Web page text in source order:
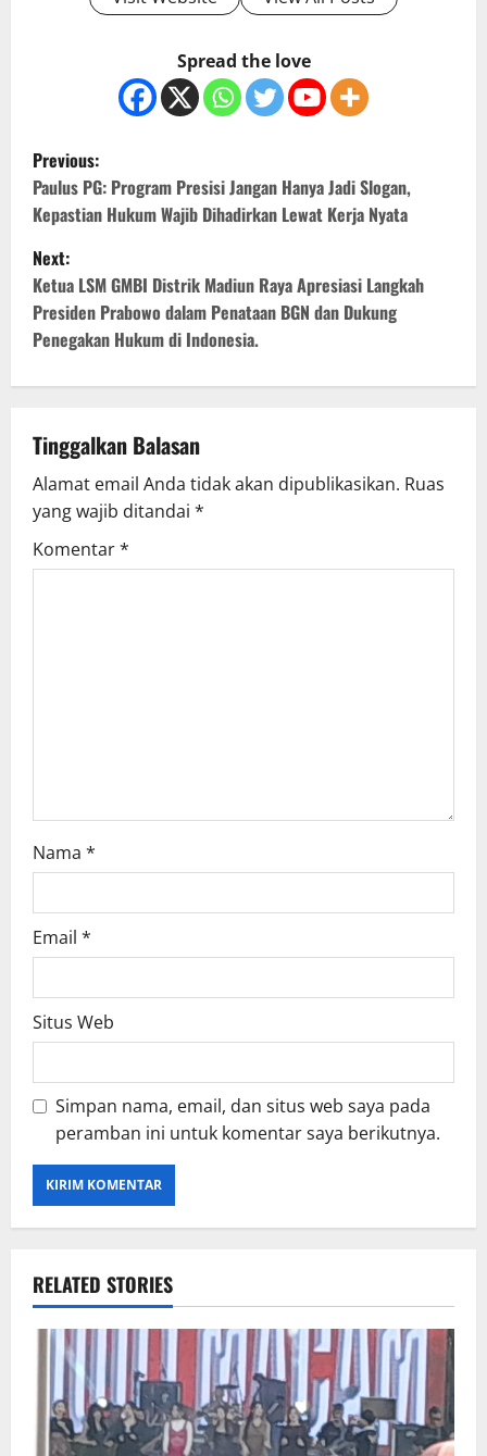
Spread the love
P
o
s
t
n
a
v
i
g
a
Previous:
Paulus PG: Program Presisi Jangan Hanya Jadi Slogan,
Kepastian Hukum Wajib Dihadirkan Lewat Kerja Nyata
Next:
Ketua LSM GMBI Distrik Madiun Raya Apresiasi Langkah
Presiden Prabowo dalam Penataan BGN dan Dukung
Penegakan Hukum di Indonesia.
Tinggalkan Balasan
Alamat email Anda tidak akan dipublikasikan. Ruas
yang wajib ditandai *
Komentar*
Nama *
Email *
Situs Web
Simpan nama, email, dan situs web saya pada
peramban ini untuk komentar saya berikutnya.
RELATED STORIES